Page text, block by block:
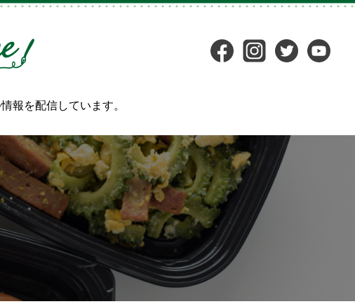
報を配信しています。